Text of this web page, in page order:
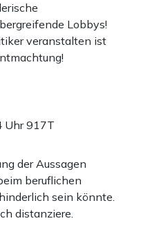
Lobbys!
veranstalten ist
Uhr917T
der Aussagen
beruflichen
sein könnte.
distanziere.